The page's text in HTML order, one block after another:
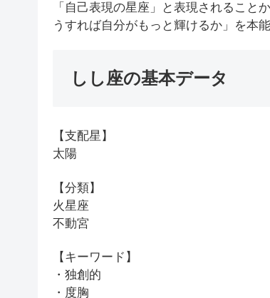
「自己表現の星座」と表現されるこ
うすれば自分がもっと輝けるか」を本
しし座の基本データ
【支配星】
太陽
【分類】
火星座
不動宮
【キーワード】
・独創的
・度胸